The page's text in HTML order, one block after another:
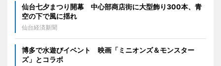
仙台七夕まつり開幕 中心部商店街に大型飾り300本、青
空の下で風に揺れ
仙台経済新聞
博多で水遊びイベント 映画「ミニオンズ＆モンスター
ズ」とコラボ